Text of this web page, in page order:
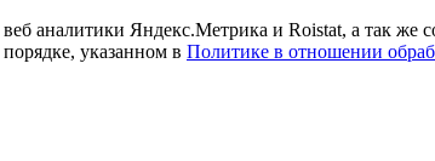
аналитики Яндекс.Метрика и Roistat, а так
указанном в Политике в отношении